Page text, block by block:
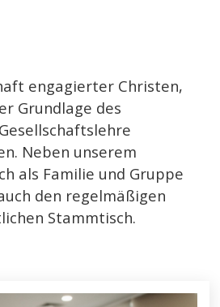
engagierter Christen,
Grundlage des
Neben unserem
als Familie und Gruppe
den regelmäßigen
Stammtisch.